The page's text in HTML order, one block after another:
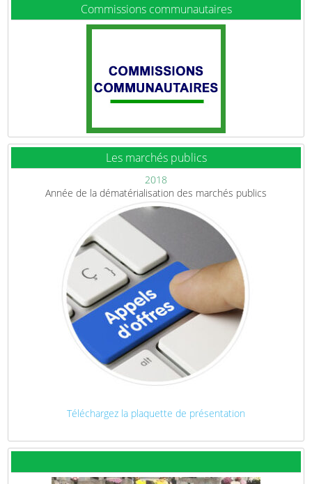
Commissions communautaires
Les marchés publics
2018
Année de la dématérialisation des marchés publics
Téléchargez la plaquette de présentation